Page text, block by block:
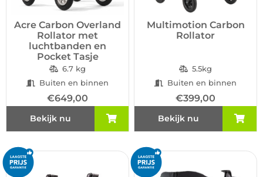
Acre Carbon Overland
Rollator met
luchtbanden en
Pocket Tasje
6.7 kg
Buiten en binnen
€649,00
Bekijk nu
Multimotion Carbon
Rollator
5.5kg
Buiten en binnen
€399,00
Bekijk nu